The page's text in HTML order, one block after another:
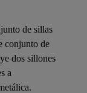
de sillas
conjunto de
dos sillones
a